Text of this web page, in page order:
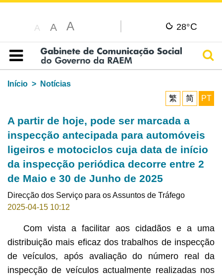
A A A 28°C
Índice
Início
Notícias
繁
简 PT
A partir de hoje, pode ser marcada a
inspecção antecipada para automóveis
ligeiros e motociclos cuja data de início
da inspecção periódica decorre entre 2
de Maio e 30 de Junho de 2025
Direcção dos Serviço para os Assuntos de Tráfego
2025-04-15 10:12
Com vista a facilitar aos cidadãos e a uma
distribuição mais eficaz dos trabalhos de inspecção
de veículos, após avaliação do número real da
inspecção de veículos actualmente realizadas nos